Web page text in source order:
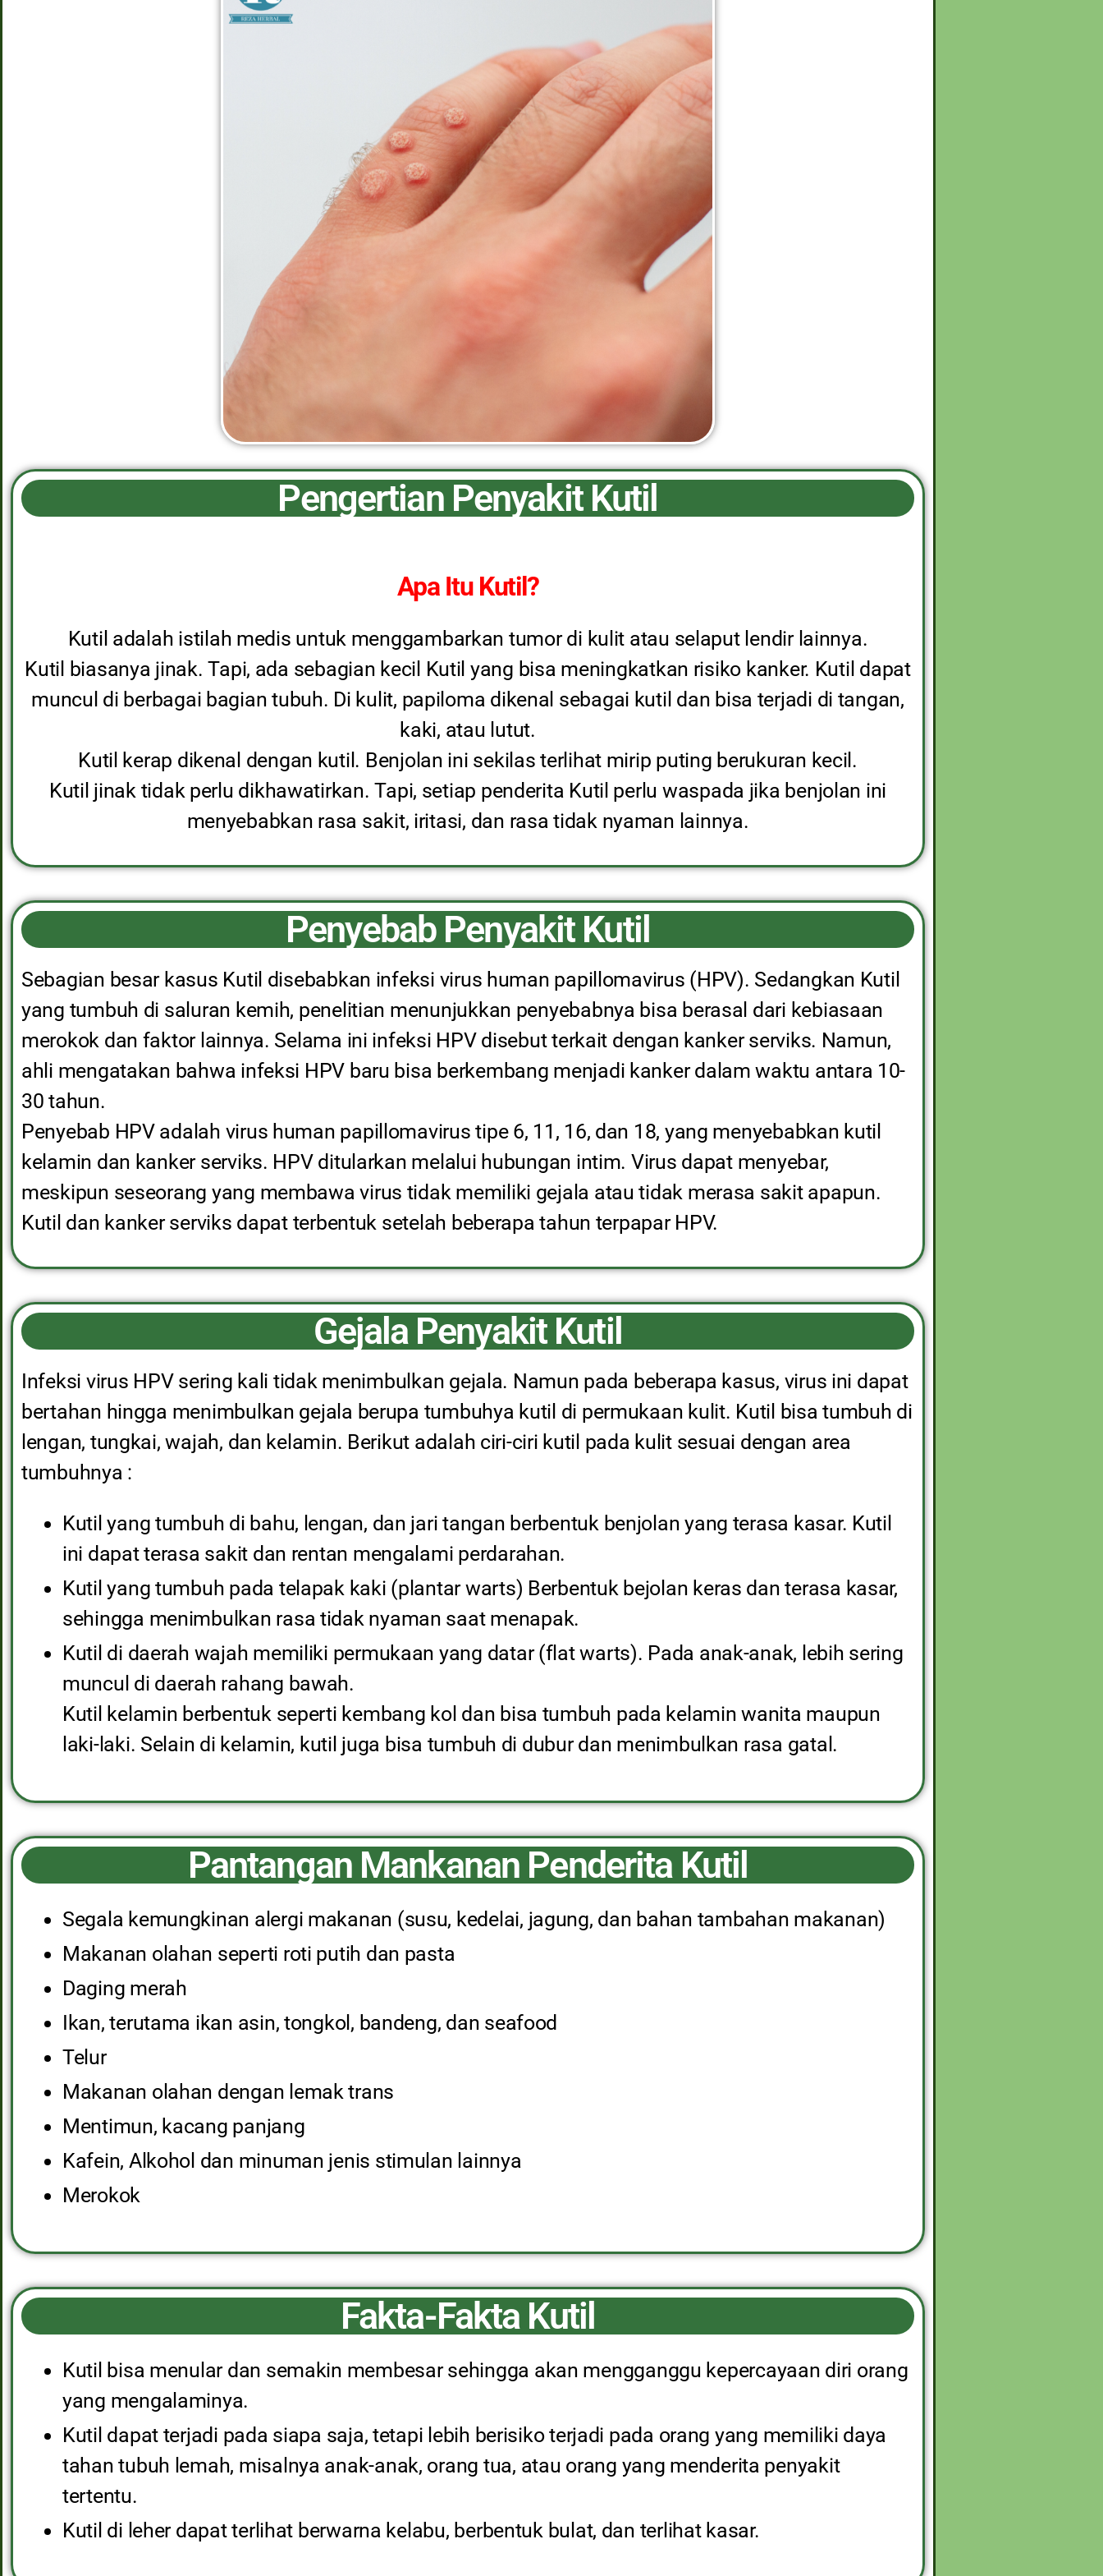
Pengertian Penyakit Kutil
Apa Itu Kutil?
Kutil adalah istilah medis untuk menggambarkan tumor di kulit atau selaput lendir lainnya.
Kutil biasanya jinak. Tapi, ada sebagian kecil Kutil yang bisa meningkatkan risiko kanker. Kutil dapat
muncul di berbagai bagian tubuh. Di kulit, papiloma dikenal sebagai kutil dan bisa terjadi di tangan,
kaki, atau lutut.
Kutil kerap dikenal dengan kutil. Benjolan ini sekilas terlihat mirip puting berukuran kecil.
Kutil jinak tidak perlu dikhawatirkan. Tapi, setiap penderita Kutil perlu waspada jika benjolan ini
menyebabkan rasa sakit, iritasi, dan rasa tidak nyaman lainnya.
Penyebab Penyakit Kutil
Sebagian besar kasus Kutil disebabkan infeksi virus human papillomavirus (HPV). Sedangkan Kutil
yang tumbuh di saluran kemih, penelitian menunjukkan penyebabnya bisa berasal dari kebiasaan
merokok dan faktor lainnya. Selama ini infeksi HPV disebut terkait dengan kanker serviks. Namun,
ahli mengatakan bahwa infeksi HPV baru bisa berkembang menjadi kanker dalam waktu antara 10-
30 tahun.
Penyebab HPV adalah virus human papillomavirus tipe 6, 11, 16, dan 18, yang menyebabkan kutil
kelamin dan kanker serviks. HPV ditularkan melalui hubungan intim. Virus dapat menyebar,
meskipun seseorang yang membawa virus tidak memiliki gejala atau tidak merasa sakit apapun.
Kutil dan kanker serviks dapat terbentuk setelah beberapa tahun terpapar HPV.
Gejala Penyakit Kutil
Infeksi virus HPV sering kali tidak menimbulkan gejala. Namun pada beberapa kasus, virus ini dapat
bertahan hingga menimbulkan gejala berupa tumbuhya kutil di permukaan kulit. Kutil bisa tumbuh di
lengan, tungkai, wajah, dan kelamin. Berikut adalah ciri-ciri kutil pada kulit sesuai dengan area
tumbuhnya :
Kutil yang tumbuh di bahu, lengan, dan jari tangan berbentuk benjolan yang terasa kasar. Kutil
ini dapat terasa sakit dan rentan mengalami perdarahan.
Kutil yang tumbuh pada telapak kaki (plantar warts) Berbentuk bejolan keras dan terasa kasar,
sehingga menimbulkan rasa tidak nyaman saat menapak.
Kutil di daerah wajah memiliki permukaan yang datar (flat warts). Pada anak-anak, lebih sering
muncul di daerah rahang bawah.
Kutil kelamin berbentuk seperti kembang kol dan bisa tumbuh pada kelamin wanita maupun
laki-laki. Selain di kelamin, kutil juga bisa tumbuh di dubur dan menimbulkan rasa gatal.
Pantangan Mankanan Penderita Kutil
Segala kemungkinan alergi makanan (susu, kedelai, jagung, dan bahan tambahan makanan)
Makanan olahan seperti roti putih dan pasta
Daging merah
Ikan, terutama ikan asin, tongkol, bandeng, dan seafood
Telur
Makanan olahan dengan lemak trans
Mentimun, kacang panjang
Kafein, Alkohol dan minuman jenis stimulan lainnya
Merokok
Fakta-Fakta Kutil
Kutil bisa menular dan semakin membesar sehingga akan mengganggu kepercayaan diri orang
yang mengalaminya.
Kutil dapat terjadi pada siapa saja, tetapi lebih berisiko terjadi pada orang yang memiliki daya
tahan tubuh lemah, misalnya anak-anak, orang tua, atau orang yang menderita penyakit
tertentu.
Kutil di leher dapat terlihat berwarna kelabu, berbentuk bulat, dan terlihat kasar.